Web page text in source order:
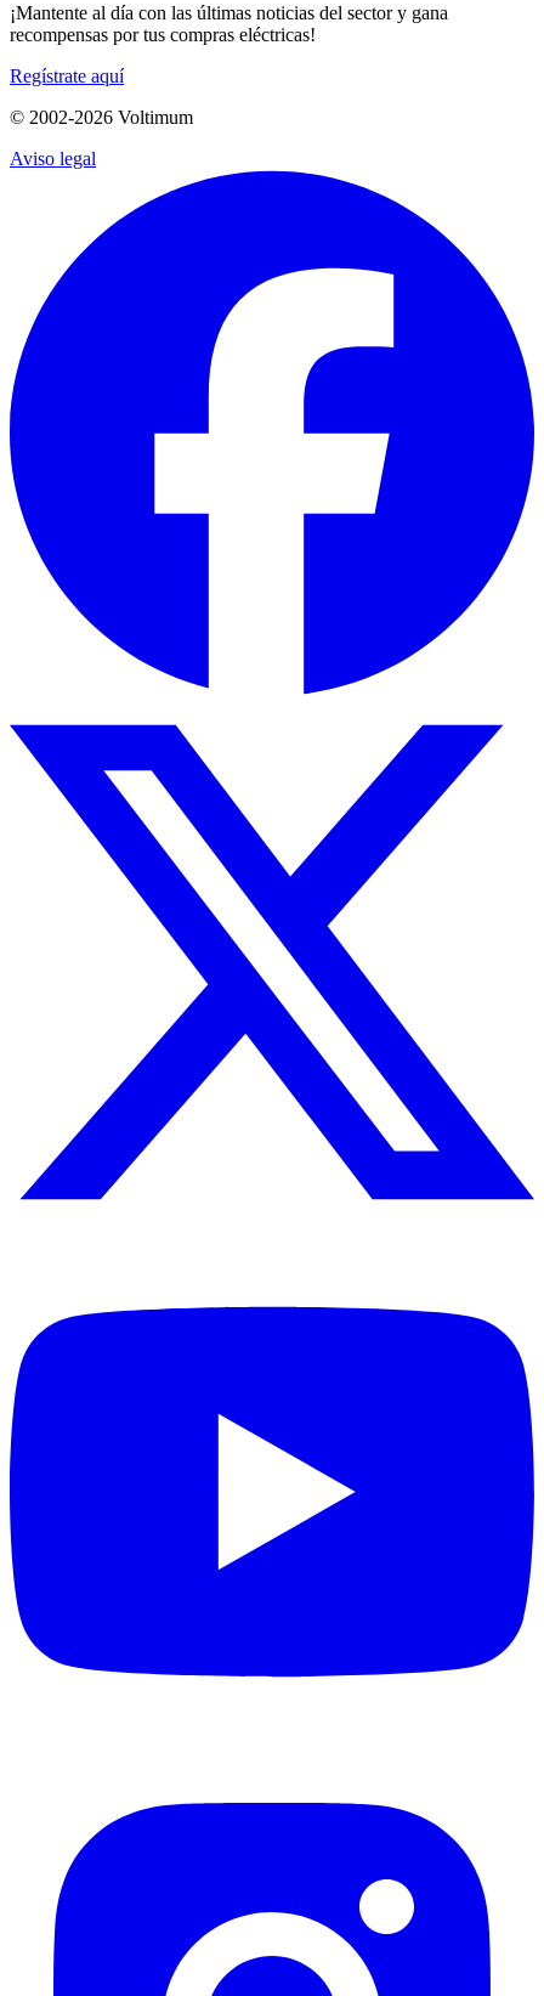
¡Mantente al día con las últimas noticias del sector y gana
recompensas por tus compras eléctricas!
Regístrate aquí
© 2002-2026 Voltimum
Aviso legal